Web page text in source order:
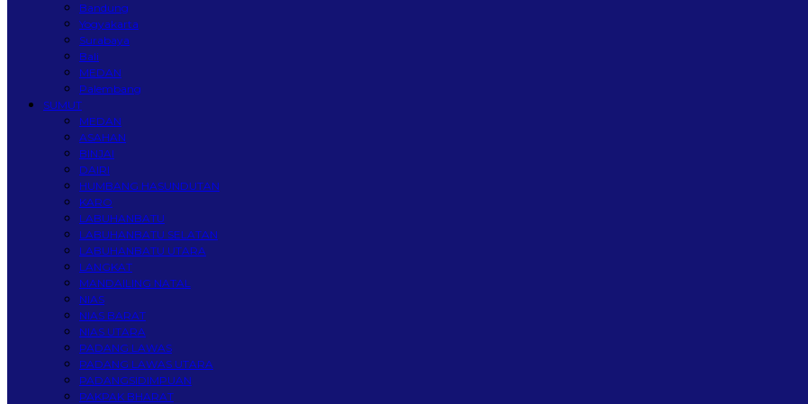
Bandung
Yogyakarta
Surabaya
Bali
MEDAN
Palembang
SUMUT
MEDAN
ASAHAN
BINJAI
DAIRI
HUMBANG HASUNDUTAN
KARO
LABUHANBATU
LABUHANBATU SELATAN
LABUHANBATU UTARA
LANGKAT
MANDAILING NATAL
NIAS
NIAS BARAT
NIAS UTARA
PADANG LAWAS
PADANG LAWAS UTARA
PADANGSIDIMPUAN
PAKPAK BHARAT